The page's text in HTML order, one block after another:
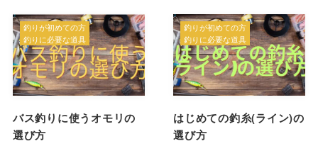
バス釣りに使うオモリの
選び方
釣りが初めての方
釣りに必要な道具
はじめての釣糸(ライン)の
選び方
釣りが初めての方
釣りに必要な道具